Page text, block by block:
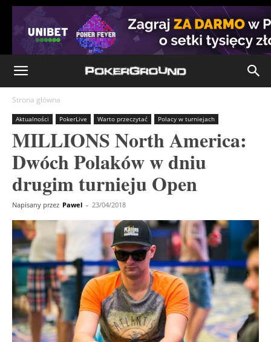
Strona główna
Aktualności PokerLive Warto przeczytać Polacy w turniejach
MILLIONS North America:
Dwóch Polaków w dniu
drugim turnieju Open
Napisany przez Pawel - 23/04/2018